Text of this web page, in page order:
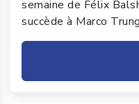
semaine de Félix
succède à Marco